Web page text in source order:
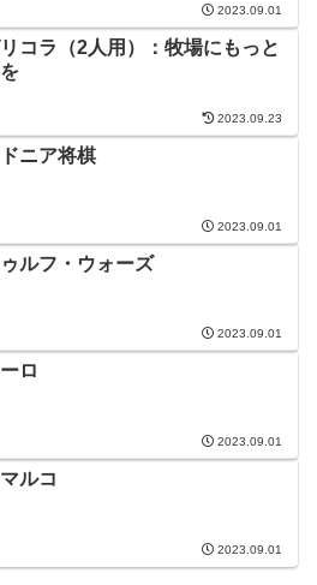
2023.09.01
コラ（2人用）：牧場にもっと
2023.09.23
ニア将棋
2023.09.01
ルフ・ウォーズ
2023.09.01
ロ
2023.09.01
ルコ
2023.09.01